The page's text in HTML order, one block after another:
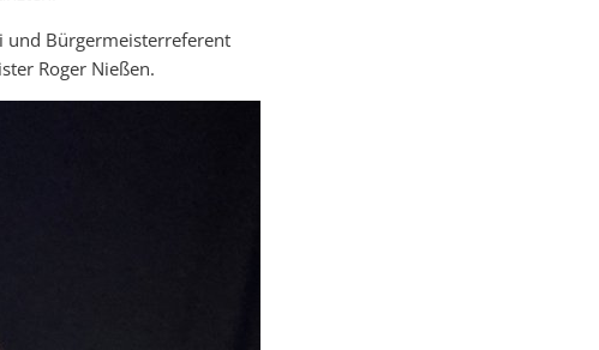
und Bürgermeisterreferent
Roger Nießen.